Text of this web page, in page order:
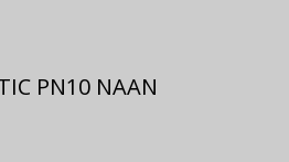
PN10 NAAN